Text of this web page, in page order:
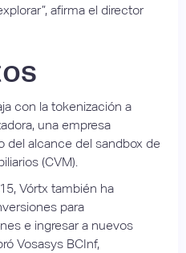
afirma el director
con la tokenización a
una empresa
del alcance del sandbox de
(CVM).
Vórtx también ha
para
e ingresar a nuevos
Vosasys BCInf,